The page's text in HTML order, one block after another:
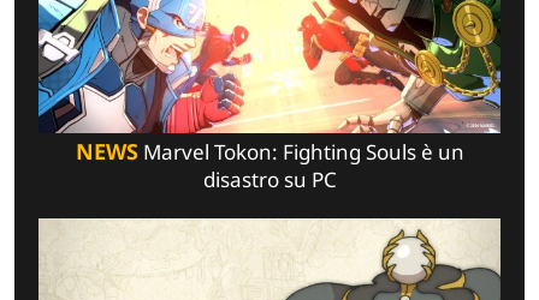
NEWSMarvel Tokon: Fighting Souls è un
disastro su PC